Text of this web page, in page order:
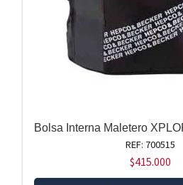
Bolsa Interna Maletero
REF: 700515
$415.000